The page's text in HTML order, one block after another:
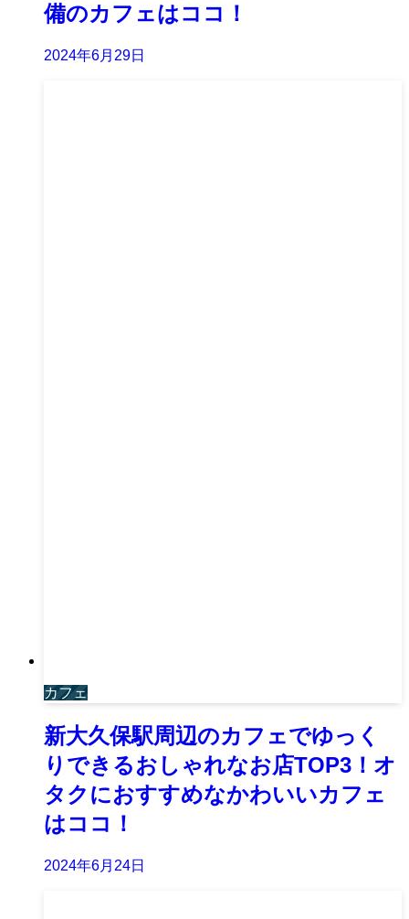
備のカフェはココ！
2024年6月29日
カフェ
新大久保駅周辺のカフェでゆっく
りできるおしゃれなお店TOP3！オ
タクにおすすめなかわいいカフェ
はココ！
2024年6月24日